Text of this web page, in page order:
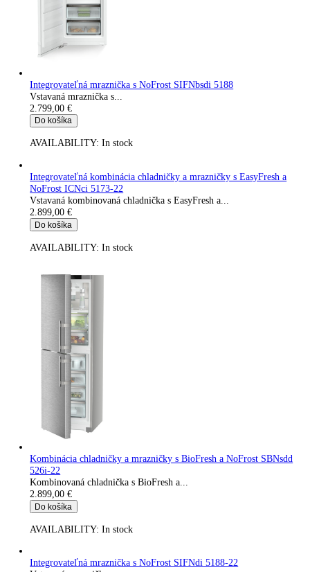
Do košíka
AVAILABILITY:
Kombinácia...
2.699,00€
Do košíka
Integrovateľná mraznička s NoFrost SIFNbsdi 5188
Vstavaná mraznička s...
2.799,00€
Do košíka
AVAILABILITY:
Integrovateľná kombinácia chladničky a mrazničky s
NoFrost ICNci 5173-22
Vstavaná kombinovaná chladnička s EasyFresh a...
2.899,00€
Do košíka